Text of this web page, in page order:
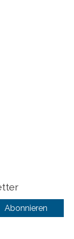
Abonnieren